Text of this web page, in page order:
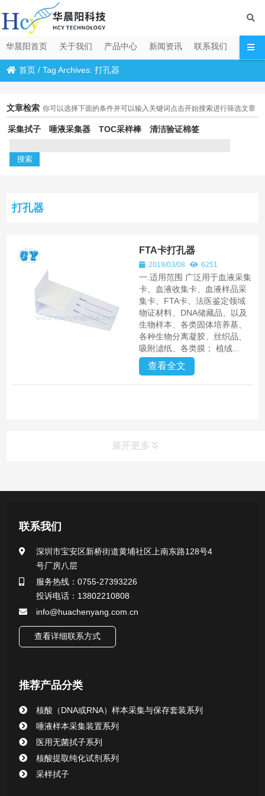
华晨阳首页 关于我们 产品中心 新闻资讯 联系我们
首页 /Tag Archives: 打孔器
文章检索 你可以选择下面的条件并可以输入关键词点击开始搜索进行筛选文章
采集拭子 唾液采集器 TOC采样棒 清洁验证棉签
打孔器
FTA卡打孔器
2019/03/08 6251
一.适用范围 广泛用于血液采集
卡、血液收集卡、血液样品采
集卡、FTA卡、法医鉴定领域
物证材料、DNA储藏品、以及
生物样本、各类固体培养基、
各种生物分离凝胶、丝织品、
吸附滤纸、各类膜； 植绒...
查看全文
展开更多
产品中心
医用无菌采样拭子系列
一次性使用采样器系列
微生物样本保存液（通用运输传媒介质）系列
核酸（DNA&RNA）样本采集与保存套装系列
唾液样本采集装置系列
清洁验证棉签系列
动物检测试剂
联系我们
深圳市宝安区新桥街道黄埔社区上南东路128号4
号厂房八层
服务热线：0755-27393226
投诉电话：13802210808
info@huachenyang.com.cn
查看详细联系方式
推荐产品分类
核酸（DNA或RNA）样本采集与保存套装系列
唾液样本采集装置系列
医用无菌拭子系列
核酸提取纯化试剂系列
采样拭子